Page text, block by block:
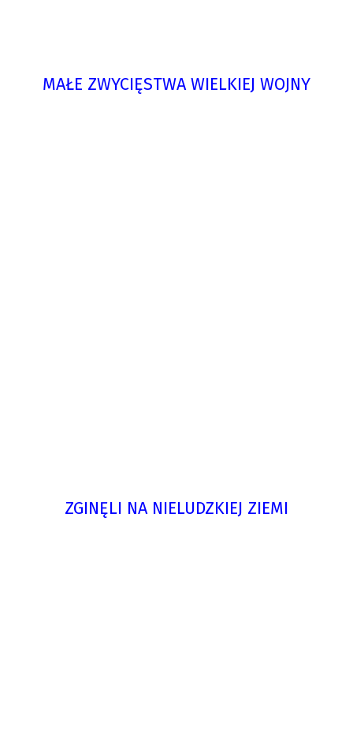
MAŁE ZWYCIĘSTWA WIELKIEJ WOJNY
ZGINĘLI NA NIELUDZKIEJ ZIEMI